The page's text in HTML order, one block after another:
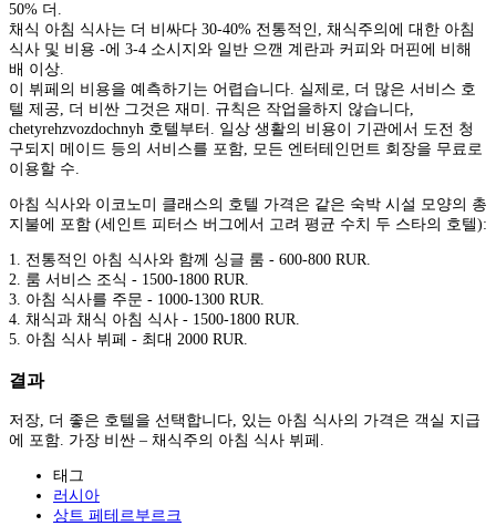
50% 더.
채식 아침 식사는 더 비싸다 30-40% 전통적인, 채식주의에 대한 아침
식사 및 비용 -에 3-4 소시지와 일반 으깬 계란과 커피와 머핀에 비해
배 이상.
이 뷔페의 비용을 예측하기는 어렵습니다. 실제로, 더 많은 서비스 호
텔 제공, 더 비싼 그것은 재미. 규칙은 작업을하지 않습니다,
chetyrehzvozdochnyh 호텔부터. 일상 생활의 비용이 기관에서 도전 청
구되지 메이드 등의 서비스를 포함, 모든 엔터테인먼트 회장을 무료로
이용할 수.
아침 식사와 이코노미 클래스의 호텔 가격은 같은 숙박 시설 모양의 총
지불에 포함 (세인트 피터스 버그에서 고려 평균 수치 두 스타의 호텔):
1. 전통적인 아침 식사와 함께 싱글 룸 - 600-800 RUR.
2. 룸 서비스 조식 - 1500-1800 RUR.
3. 아침 식사를 주문 - 1000-1300 RUR.
4. 채식과 채식 아침 식사 - 1500-1800 RUR.
5. 아침 식사 뷔페 - 최대 2000 RUR.
결과
저장, 더 좋은 호텔을 선택합니다, 있는 아침 식사의 가격은 객실 지급
에 포함. 가장 비싼 – 채식주의 아침 식사 뷔페.
태그
러시아
상트 페테르부르크